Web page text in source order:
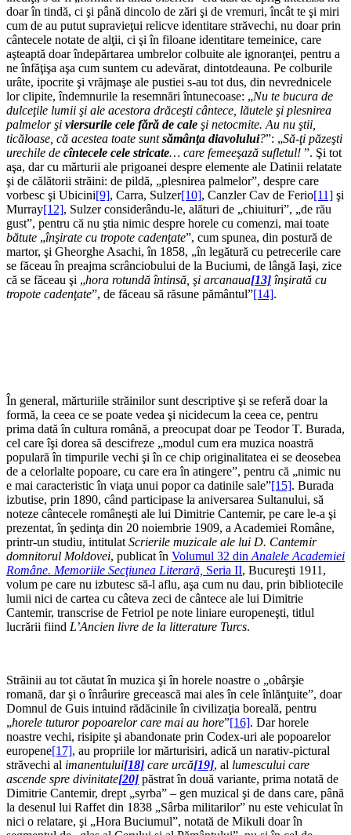
doar în tindă, ci şi până dincolo de zări şi de vremuri, încât te şi miri
cum de au putut supravieţui relicve identitare străvechi, nu doar prin
cântecele notate de alţii, ci şi în filoane identitare temeinice, care
aşteaptă doar îndepărtarea umbrelor colbuite ale ignoranţei, pentru a
ne înfăţişa aşa cum suntem cu adevărat, dintotdeauna. Pe colburile
urâte, ipocrite şi vrăjmaşe ale pustiei s-au tot dus, din nevrednicele
lor clipite, îndemnurile la resemnări întunecoase: „Nu te bucura de
dulceţile lumii şi ale acestora drăceşti cântece, lăutele şi plesnirea
palmelor şi viersurile cele fără de cale şi netocmite. Au nu ştii,
ticăloase, că acestea toate suntsămânţa diavolului?”: „Să-ţi păzeşti
urechile de cîntecele cele stricate… care femeeşază sufletul! ”. Şi tot
aşa, dar cu mărturii ale prigoanei despre elemente ale Datinii relatate
şi de călătorii străini: de pildă, „plesnirea palmelor”, despre care
vorbesc şi Ubicini[9], Carra, Sulzer[10], Canzler Cav de Ferio[11] şi
Murray[12], Sulzer considerându-le, alături de „chiuituri”, „de rău
gust”, pentru că nu ştia nimic despre horele cu comenzi, mai toate
bătute „înşirate cu tropote cadenţate”, cum spunea, din postură de
martor, şi Gheorghe Asachi, în 1858, „în legătură cu petrecerile care
se făceau în preajma scrânciobului de la Buciumi, de lângă Iaşi, zice
că se făceau şi „hora rotundă întinsă, şi arcanaua[13] înşirată cu
tropote cadenţate”, de făceau să răsune pământul”[14].
În general, mărturiile străinilor sunt descriptive şi se referă doar la
formă, la ceea ce se poate vedea şi nicidecum la ceea ce, pentru
prima dată în cultura română, a preocupat doar pe Teodor T. Burada,
cel care îşi dorea să descifreze „modul cum era muzica noastră
populară în timpurile vechi şi în ce chip originalitatea ei se deosebea
de a celorlalte popoare, cu care era în atingere”, pentru că „nimic nu
e mai caracteristic în viaţa unui popor ca datinile sale”[15]. Burada
izbutise, prin 1890, când participase la aniversarea Sultanului, să
noteze cântecele româneşti ale lui Dimitrie Cantemir, pe care le-a şi
prezentat, în şedinţa din 20 noiembrie 1909, a Academiei Române,
printr-un studiu, intitulat Scrierile muzicale ale lui D. Cantemir
domnitorul Moldovei, publicat în Volumul 32 din Analele Academiei
Române. Memoriile Secţiunea Literară, Seria II, Bucureşti 1911,
volum pe care nu izbutesc să-l aflu, aşa cum nu dau, prin bibliotecile
lumii nici de cartea cu câteva zeci de cântece ale lui Dimitrie
Cantemir, transcrise de Fetriol pe note liniare europeneşti, titlul
lucrării fiind L’Ancien livre de la litterature Turcs.
Străinii au tot căutat în muzica şi în horele noastre o „obârşie
romană, dar şi o înrâurire gre­cească mai ales în cele înlănţuite”, doar
Domnul de Guis intuind rădăcinile în civilizaţia boreală, pentru
„horele tuturor popoarelor care mai au hore”[16]. Dar horele
noastre vechi, risipite şi abandonate prin Codex-uri ale popoarelor
europene[17], au propriile lor mărturisiri, adică un narativ-pictural
străvechi al imanentului[18] care urcă[19], al lumescului care
ascende spre divinitate[20] păstrat în două variante, prima notată de
Dimitrie Cantemir, drept „syrba” – gen muzical şi de dans care, până
la desenul lui Raffet din 1838 „Sârba militarilor” nu este vehiculat în
nici o relatare, şi „Hora Buciumul”, notată de Mikuli doar în